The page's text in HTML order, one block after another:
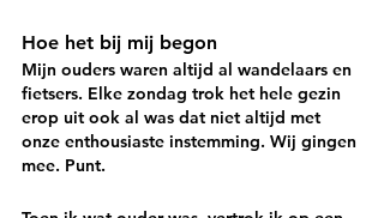
Hoe het bij mij begon
Mijn ouders waren altijd al wandelaars en
fietsers. Elke zondag trok het hele gezin
erop uit ook al was dat niet altijd met
onze enthousiaste instemming. Wij gingen
mee. Punt.